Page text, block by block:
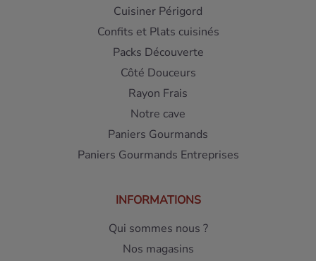
Cuisiner Périgord
Confits et Plats cuisinés
Packs Découverte
Côté Douceurs
Rayon Frais
Notre cave
Paniers Gourmands
Paniers Gourmands Entreprises
INFORMATIONS
Qui sommes nous ?
Nos magasins